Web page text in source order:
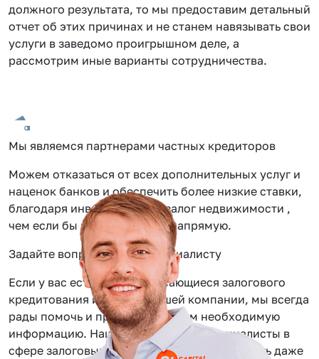
должного результата, то мы предоставим детальный
отчет об этих причинах и не станем навязывать свои
услуги в заведомо проигрышном деле, а
рассмотрим иные варианты сотрудничества.
Мы являемся партнерами частных кредиторов
Можем отказаться от всех дополнительных услуг и
наценок банков и обеспечить более низкие ставки,
благодаря инвестиции под залог недвижимости ,
чем если бы вы обращались напрямую.
Задайте вопрос нашему специалисту
Если у вас есть вопросы касающиеся залогового
кредитования или услуг нашей компании, мы всегда
рады помочь и предоставить вам необходимую
информацию. Наши сотрудники — специалисты в
сфере залоговых займов, помогут вам решить даже